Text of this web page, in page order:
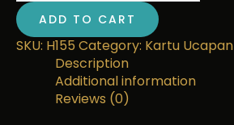
ADD TO CART
SKU: H155 Category: Kartu Ucapan
Description
Additional information
Reviews (0)